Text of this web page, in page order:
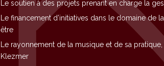
Le soutien à des projets prenant en charge la
Le financement d’initiatives dans le domaine de
être
Le rayonnement de la musique et de sa
Klezmer